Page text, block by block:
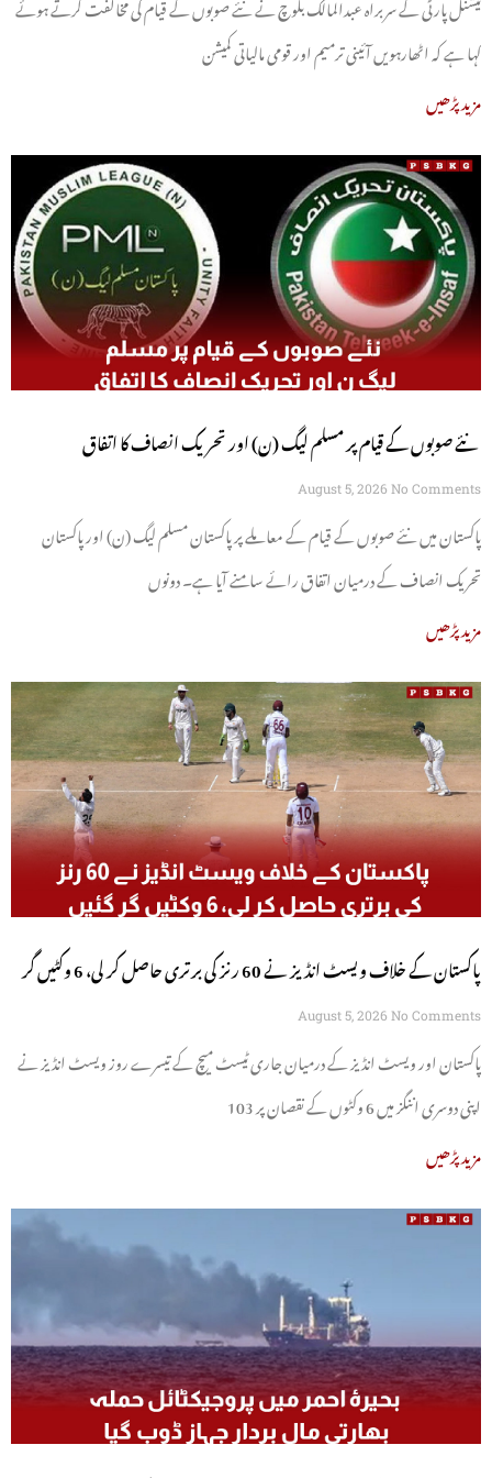
کہا ہے کہ اٹھارہویں آئینی ترمیم اور قومی مالیاتی کمیشن
مزید پڑھیں
نئے صوبوں کے قیام پر مسلم لیگ (ن) اور تحریک انصاف کا اتفاق
August 5, 2026 No Comments
پاکستان میں نئے صوبوں کے قیام کے معاملے پر پاکستان مسلم لیگ (ن) اور پاکستان
تحریک انصاف کے درمیان اتفاق رائے سامنے آیا ہے۔ دونوں
مزید پڑھیں
پاکستان کے خلاف ویسٹ انڈیز نے 60 رنز کی برتری حاصل کر لی، 6 وکٹیں گر
گئیں
August 5, 2026 No Comments
پاکستان اور ویسٹ انڈیز کے درمیان جاری ٹیسٹ میچ کے تیسرے روز ویسٹ انڈیز نے
اپنی دوسری اننگز میں 6 وکٹوں کے نقصان پر 103
مزید پڑھیں